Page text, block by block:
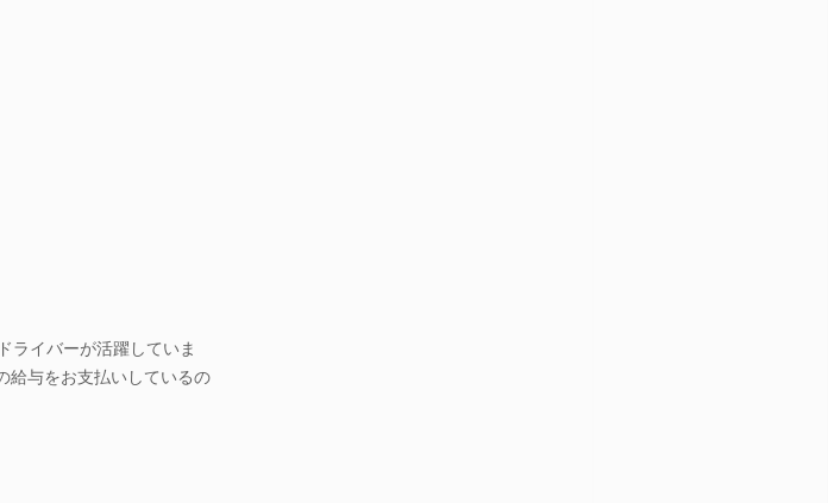
ライバーが活躍していま
給与をお支払いしているの